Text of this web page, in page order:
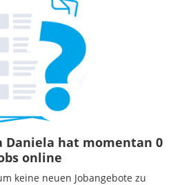
Daniela hat momentan 0
online
keine neuen Jobangebote zu